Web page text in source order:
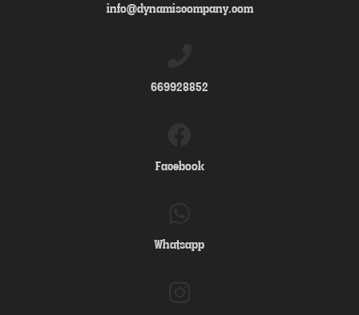
info@dynamiscompany.com
669928852
Facebook
Whatsapp